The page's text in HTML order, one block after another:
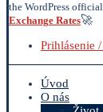
the WordPress
Exchange Rates🚀
Prihlásenie
Úvod
O nás